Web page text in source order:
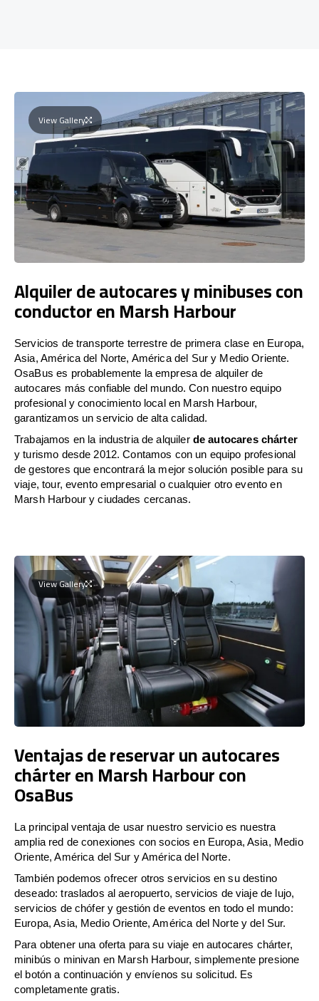
View Gallery
Alquiler de autocares y minibuses con
conductor en Marsh Harbour
Servicios de transporte terrestre de primera clase en Europa,
Asia, América del Norte, América del Sur y Medio Oriente.
OsaBus es probablemente la empresa de alquiler de
autocares más confiable del mundo. Con nuestro equipo
profesional y conocimiento local en Marsh Harbour,
garantizamos un servicio de alta calidad.
Trabajamos en la industria de alquiler de autocares chárter
y turismo desde 2012. Contamos con un equipo profesional
de gestores que encontrará la mejor solución posible para su
viaje, tour, evento empresarial o cualquier otro evento en
Marsh Harbour y ciudades cercanas.
View Gallery
Ventajas de reservar un autocares
chárter en Marsh Harbour con
OsaBus
La principal ventaja de usar nuestro servicio es nuestra
amplia red de conexiones con socios en Europa, Asia, Medio
Oriente, América del Sur y América del Norte.
También podemos ofrecer otros servicios en su destino
deseado: traslados al aeropuerto, servicios de viaje de lujo,
servicios de chófer y gestión de eventos en todo el mundo:
Europa, Asia, Medio Oriente, América del Norte y del Sur.
Para obtener una oferta para su viaje en autocares chárter,
minibús o minivan en Marsh Harbour, simplemente presione
el botón a continuación y envíenos su solicitud. Es
completamente gratis.